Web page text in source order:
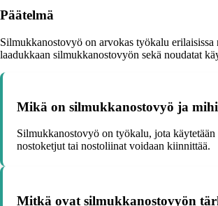
Päätelmä
Silmukkanostovyö on arvokas työkalu
laadukkaan silmukkanostovyön sekä noudatat
Mikä on silmukkanostovyö ja
Silmukkanostovyö on työkalu, jota
nostoketjut tai nostoliinat voidaan kiinnittää.
Mitkä ovat silmukkanostovyön